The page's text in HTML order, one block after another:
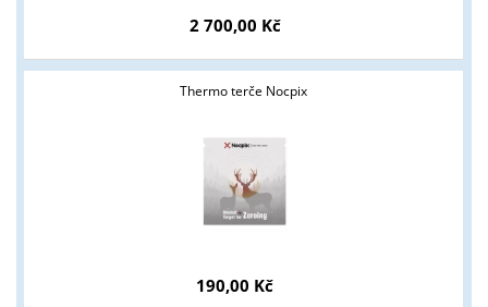
2 700,00 Kč
Thermo terče Nocpix
190,00 Kč
Tyto stránky jsou určeny pouze odborné veřejnosti od 18 let a
podmínky?